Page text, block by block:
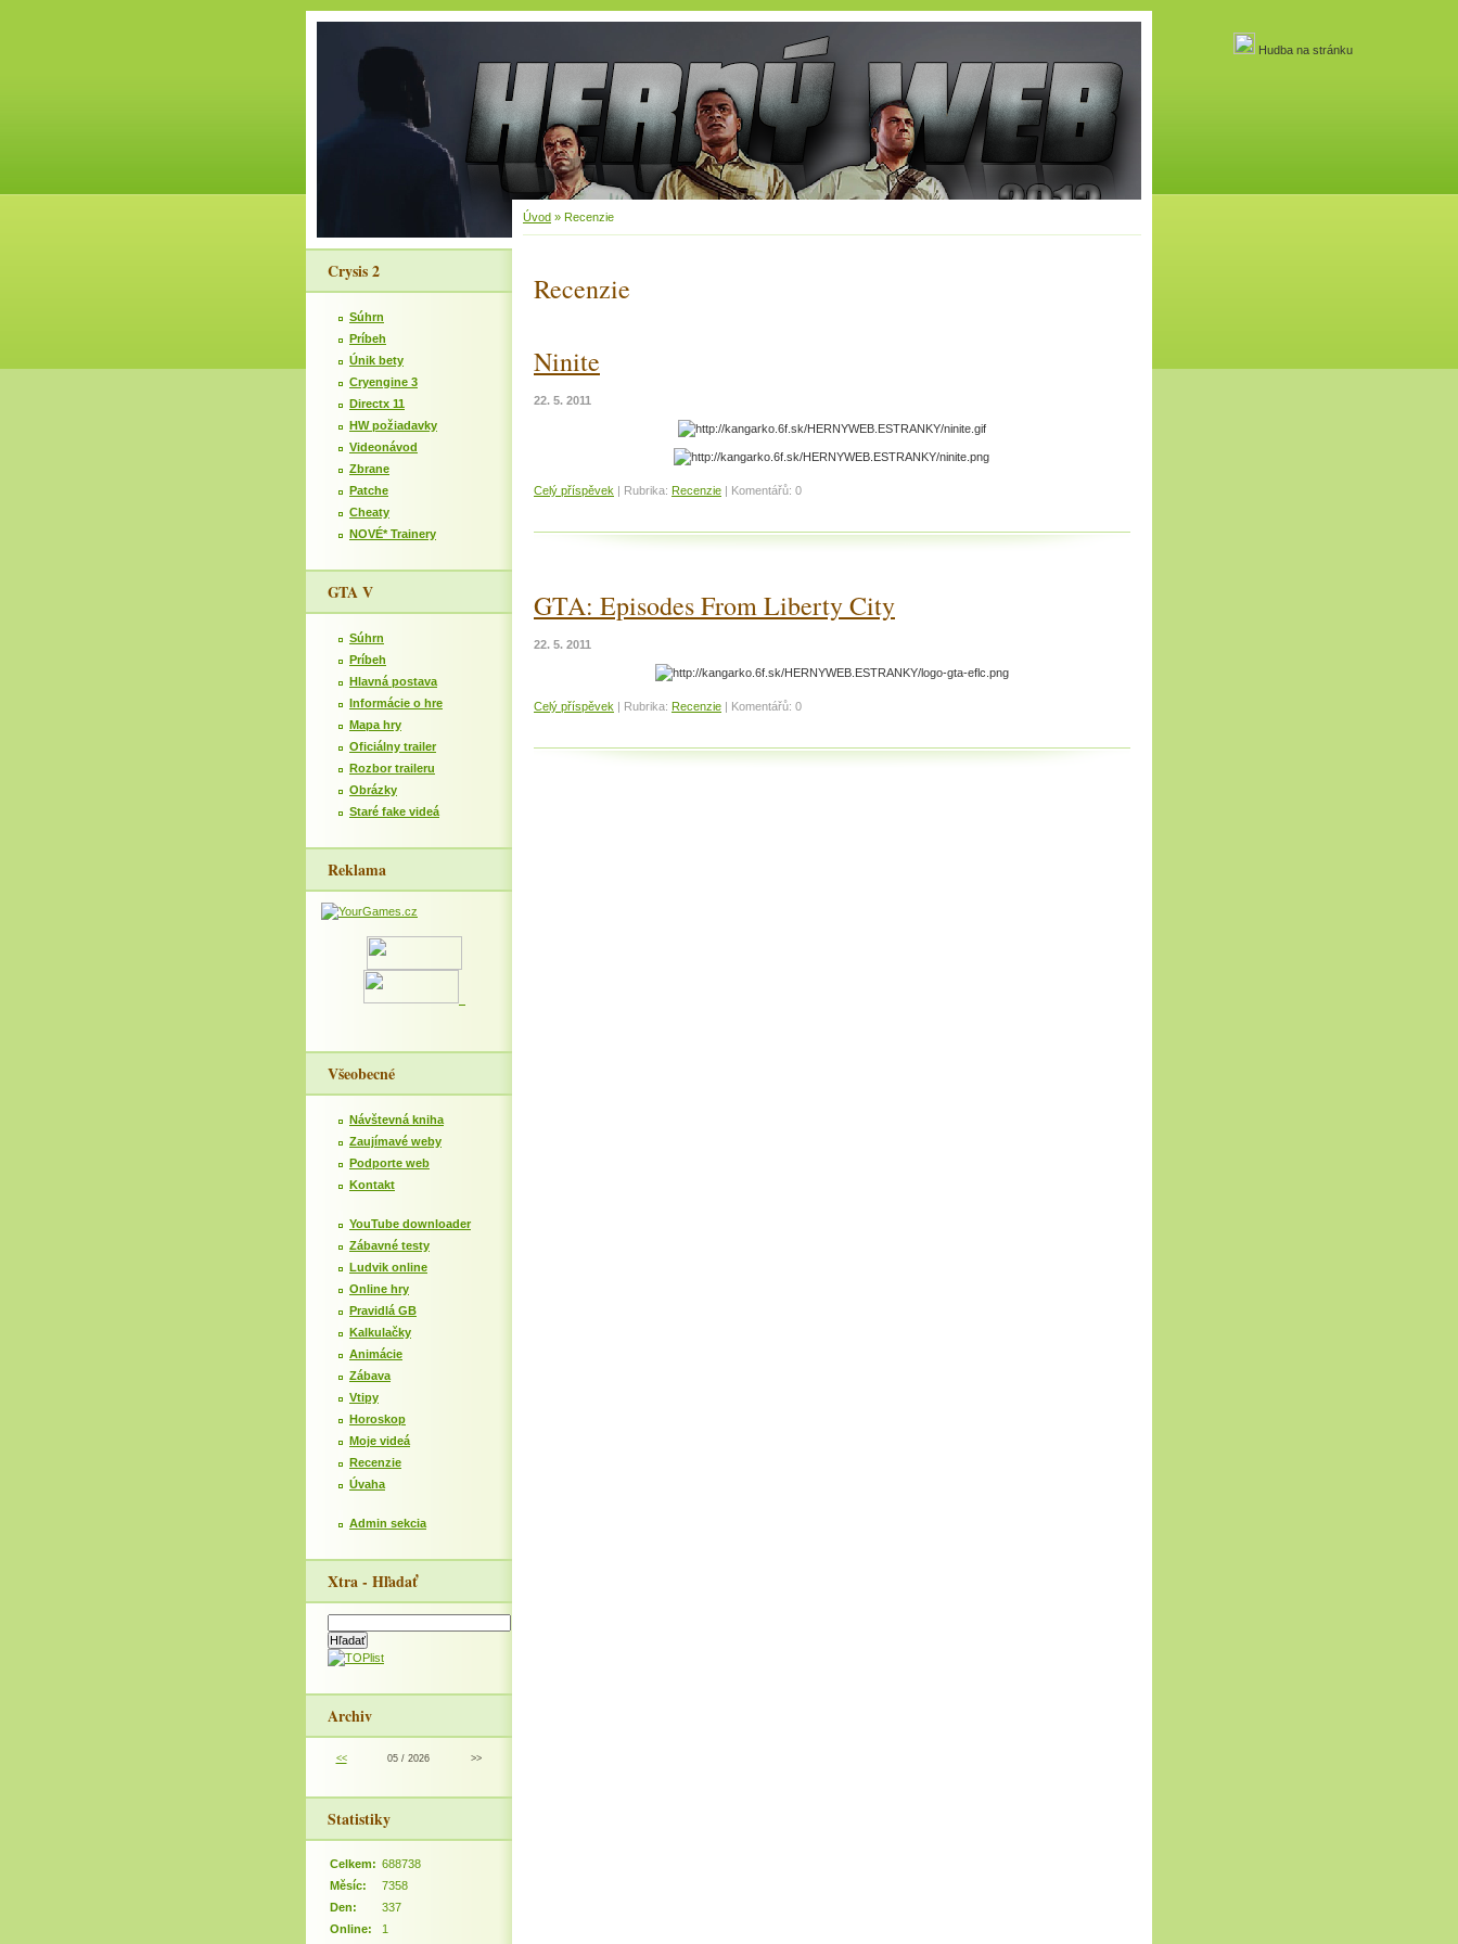
Crysis 2
Súhrn
Príbeh
Únik bety
Cryengine 3
Directx 11
HW požiadavky
Videonávod
Zbrane
Patche
Cheaty
NOVÉ* Trainery
GTA V
Súhrn
Príbeh
Hlavná postava
Informácie o hre
Mapa hry
Oficiálny trailer
Rozbor traileru
Obrázky
Staré fake videá
Reklama
Všeobecné
Návštevná kniha
Zaujímavé weby
Podporte web
Kontakt
YouTube downloader
Zábavné testy
Ludvik online
Online hry
Pravidlá GB
Kalkulačky
Animácie
Zábava
Vtipy
Horoskop
Moje videá
Recenzie
Úvaha
Admin sekcia
Xtra - Hľadať
Hudba na stránku
Archiv
<< 05 / 2026 >>
Statistiky
Online: 1
Celkem: 688738
Měsíc:
7358
Den:
337
Úvod » Recenzie
Recenzie
Ninite
22. 5. 2011
Celý příspěvek | Rubrika: Recenzie | Komentářů: 0
GTA: Episodes From Liberty City
22. 5. 2011
Celý příspěvek | Rubrika: Recenzie | Komentářů: 0